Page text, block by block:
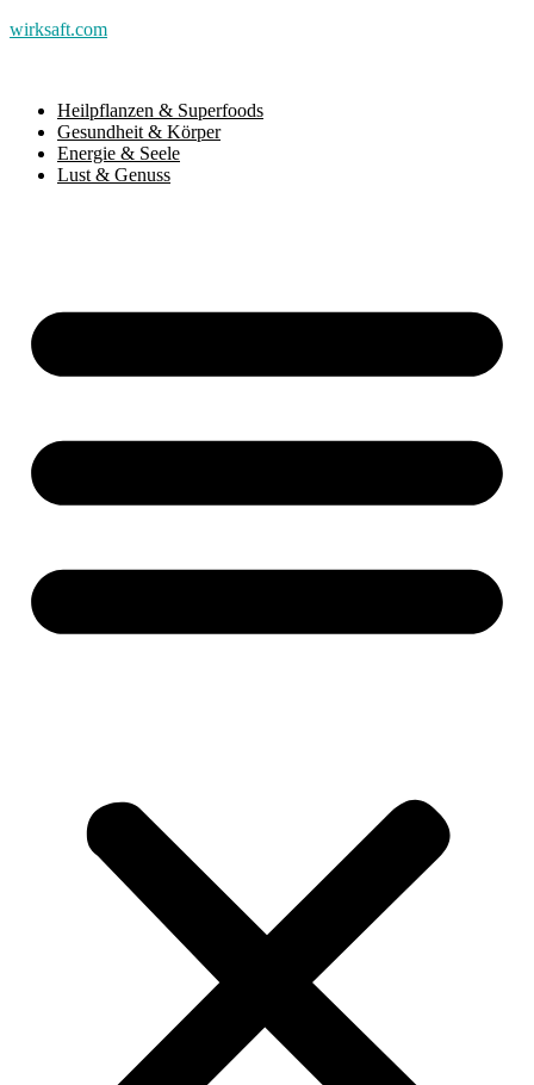
wirksaft.com
Heilpflanzen & Superfoods
Gesundheit & Körper
Energie & Seele
Lust & Genuss